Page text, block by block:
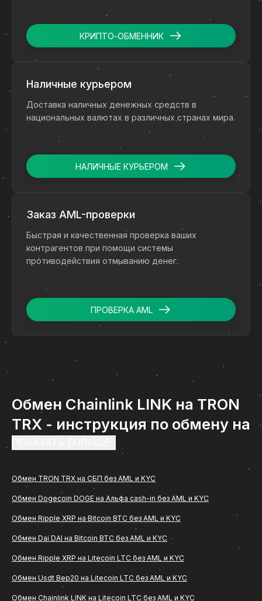
КРИПТО-ОБМЕННИК
Наличные курьером
Доставка наличных денежных средств в
национальных валютах в различных странах мира.
НАЛИЧНЫЕ КУРЬЕРОМ
Заказ AML-проверки
Быстрая и качественная проверка ваших
контрагентов при помощи системы
противодействия отмыванию денег.
ПРОВЕРКА AML
Обмен Chainlink LINK на TRON
TRX - инструкция по обмену на
востребованное направление среди
пользователей, которым важно быстро и удобно
перевести цифровые активы в рубли с
зачислением на банковскую карту. Если вам
нужна понятная инструкция, как проходит обмен
(Chainlink LINK) на TRON TRX через сервис
ComCash, ниже вы найдете подробное описание
Обмен TRON TRX на СБП без AML и KYC
Обмен Dogecoin DOGE на Альфа cash-in без AML и KYC
Обмен Ripple XRP на Bitcoin BTC без AML и KYC
Обмен Dai DAI на Bitcoin BTC без AML и KYC
Обмен Ripple XRP на Litecoin LTC без AML и KYC
Обмен Usdt Bep20 на Litecoin LTC без AML и KYC
Обмен Chainlink LINK на Litecoin LTC без AML и KYC